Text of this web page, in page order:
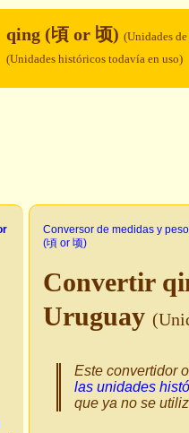
qing (頃 or 顷) (Unidades
(Unidades históricos todavía en uso)
Conversor de medidas y
(頃 or 顷)
Convertir
Uruguay
Este convertidor
las unidades
que ya no se